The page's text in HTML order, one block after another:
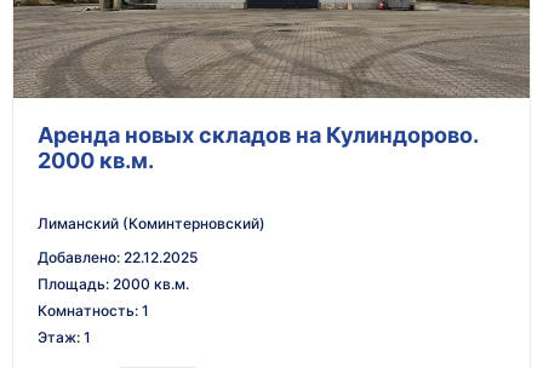
Аренда новых складов на Кулиндорово.
2000 кв.м.
Лиманский (Коминтерновский)
Добавлено: 22.12.2025
Площадь: 2000 кв.м.
Комнатность: 1
Этаж: 1